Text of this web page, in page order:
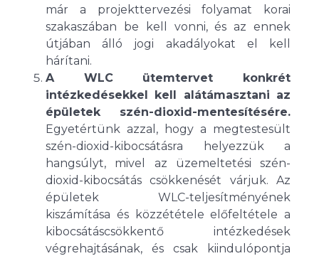
már a projekttervezési folyamat korai
szakaszában be kell vonni, és az ennek
útjában álló jogi akadályokat el kell
hárítani.
A WLC ütemtervet konkrét
intézkedésekkel kell alátámasztani az
épületek szén-dioxid-mentesítésére.
Egyetértünk azzal, hogy a megtestesült
szén-dioxid-kibocsátásra helyezzük a
hangsúlyt, mivel az üzemeltetési szén-
dioxid-kibocsátás csökkenését várjuk. Az
épületek WLC-teljesítményének
kiszámítása és közzététele előfeltétele a
kibocsátáscsökkentő intézkedések
végrehajtásának, és csak kiindulópontja